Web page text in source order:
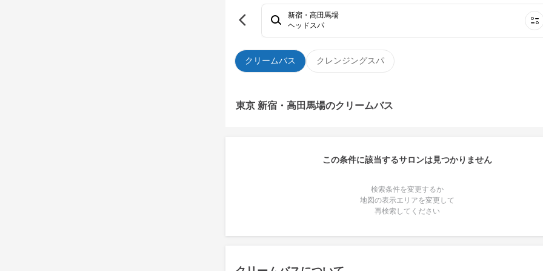
クリームバス クレンジングスパ
新宿・高田馬場
ヘッドスパ
東京 新宿・高田馬場のクリームバス
この条件に該当するサロンは見つかりません
検索条件を変更するか
地図の表示エリアを変更して
再検索してください